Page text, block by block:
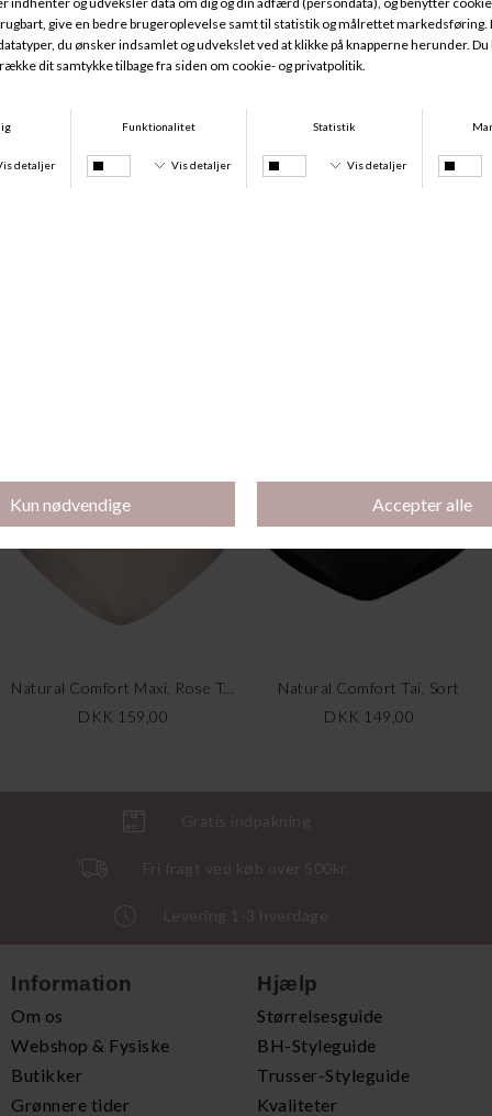
Andre købte også
Natural Comfort Maxi, Rose Teint
DKK 159,00
Natural Comfort Tai, Sort
DKK 149,00
Gratis indpakning
Fri fragt ved køb over 500kr.
Levering 1-3 hverdage
Information
Om os
Webshop & Fysiske
Butikker
Grønnere tider
Hjælp
Størrelsesguide
BH-Styleguide
Trusser-Styleguide
Kvaliteter